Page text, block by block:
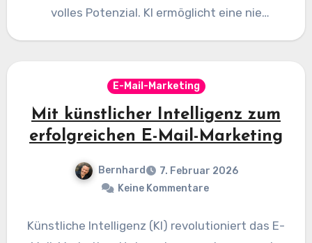
volles Potenzial. KI ermöglicht eine nie
E-Mail-Marketing
Mit künstlicher Intelligenz zum
erfolgreichen E-Mail-Marketing
Bernhard
7. Februar 2026
Keine Kommentare
Künstliche Intelligenz (KI) revolutioniert das E-